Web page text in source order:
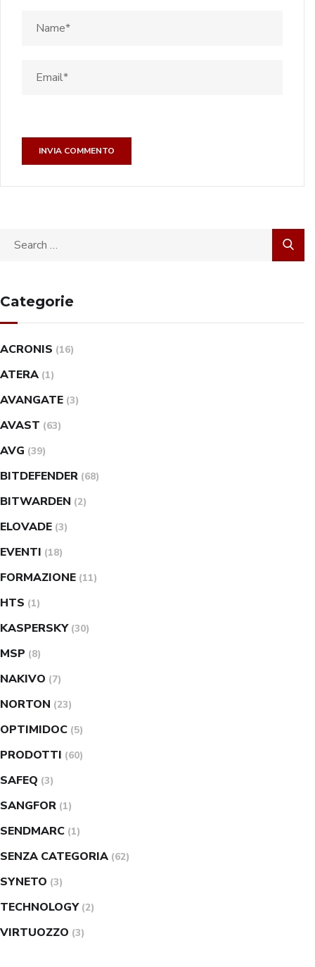
Categorie
ACRONIS (16)
ATERA (1)
AVANGATE (3)
AVAST (63)
AVG (39)
BITDEFENDER (68)
BITWARDEN (2)
ELOVADE (3)
EVENTI (18)
FORMAZIONE (11)
HTS (1)
KASPERSKY (30)
MSP (8)
NAKIVO (7)
NORTON (23)
OPTIMIDOC (5)
PRODOTTI (60)
SAFEQ (3)
SANGFOR (1)
SENDMARC (1)
SENZA CATEGORIA (62)
SYNETO (3)
TECHNOLOGY (2)
VIRTUOZZO (3)